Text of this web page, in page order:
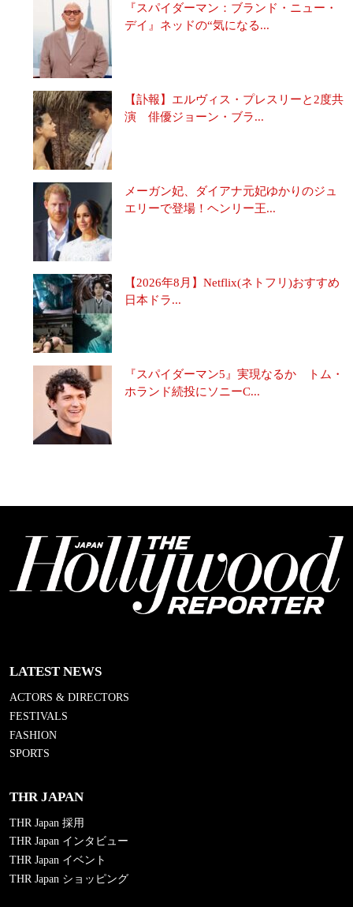
『スパイダーマン：ブランド・ニュー・
デイ』ネッドの“気になる...
【訃報】エルヴィス・プレスリーと2度共
演 俳優ジョーン・ブラ...
メーガン妃、ダイアナ元妃ゆかりのジュ
エリーで登場！ヘンリー王...
【2026年8月】Netflix(ネトフリ)おすすめ
日本ドラ...
『スパイダーマン5』実現なるか トム・
ホランド続投にソニーC...
LATEST NEWS
ACTORS & DIRECTORS
FESTIVALS
FASHION
SPORTS
THR JAPAN
THR Japan 採用
THR Japan インタビュー
THR Japan イベント
THR Japan ショッピング